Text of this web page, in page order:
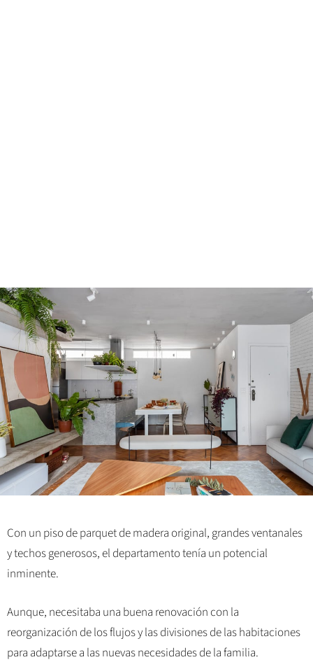
Con un piso de parquet de madera original, grandes ventanales
y techos generosos, el departamento tenía un potencial
inminente.
Aunque, necesitaba una buena renovación con la
reorganización de los flujos y las divisiones de las habitaciones
para adaptarse a las nuevas necesidades de la familia.